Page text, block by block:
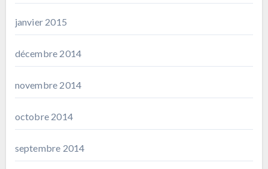
janvier 2015
décembre 2014
novembre 2014
octobre 2014
septembre 2014